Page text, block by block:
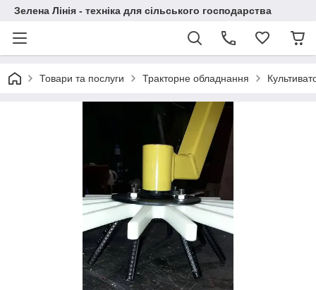
Зелена Лінія - техніка для сільського господарства
Товари та послуги Тракторне обладнання